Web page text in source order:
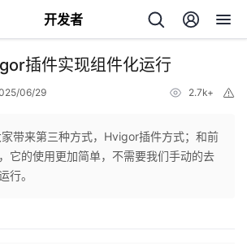
开发者
插件实现组件化运行
06/29 2.7k+
家带来第三种方式，Hvigor插件方式；和前
它的使用更加简单，不需要我们手动的去
行。